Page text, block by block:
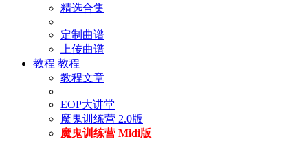
精选合集
定制曲谱
上传曲谱
教程 教程
教程文章
EOP大讲堂
魔鬼训练营 2.0版
魔鬼训练营 Midi版